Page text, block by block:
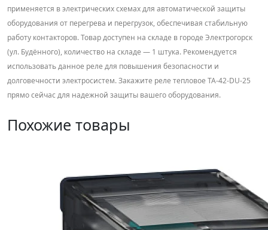
применяется в электрических схемах для автоматической защиты
оборудования от перегрева и перегрузок, обеспечивая стабильную
работу контакторов. Товар доступен на складе в городе Электрогорск
(ул. Будённого), количество на складе — 1 штука. Рекомендуется
использовать данное реле для повышения безопасности и
долговечности электросистем. Закажите реле тепловое TA-42-DU-25
прямо сейчас для надежной защиты вашего оборудования.
Похожие товары